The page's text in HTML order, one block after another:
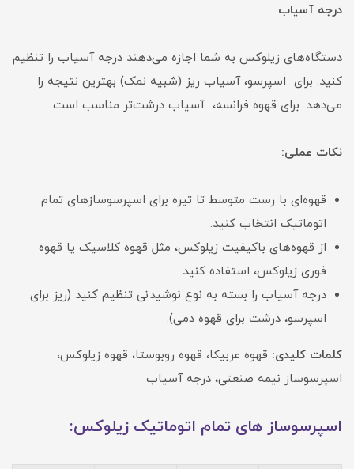
درجه آسیاب
دستگاه‌های زیلوکس به شما اجازه می‌دهند درجه آسیاب را تنظیم
کنید. برای اسپرسو، آسیاب ریز (شبیه نمک) بهترین نتیجه را
می‌دهد. برای قهوه فرانسه، آسیاب درشت‌تر مناسب است.
نکات عملی:
قهوه‌ای با رست متوسط تا تیره برای اسپرسوسازهای تمام
اتوماتیک انتخاب کنید.
از قهوه‌های باکیفیت زیلوکس، مثل قهوه کلاسیک یا قهوه
فوری زیلوکس، استفاده کنید.
درجه آسیاب را بسته به نوع نوشیدنی تنظیم کنید (ریز برای
اسپرسو، درشت برای قهوه دمی).
کلمات کلیدی: قهوه عربیکا، قهوه روبوستا، قهوه زیلوکس،
اسپرسوساز نیمه صنعتی، درجه آسیاب
اسپرسوساز های تمام اتوماتیک زیلوکس: